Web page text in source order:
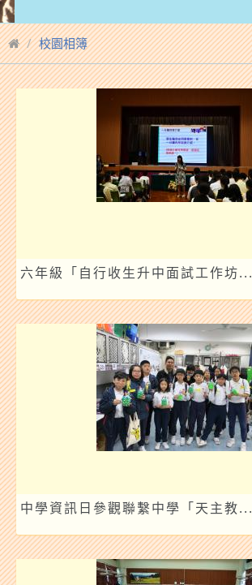
校園相簿
六年級「自行收生升中面試工作坊...
中學資訊日參觀聯繫中學「天主教...